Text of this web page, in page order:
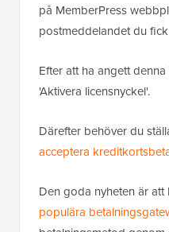
på MemberPress
postmeddelandet du
Efter att ha angett
'Aktivera licensnyckel'.
Därefter behöver du
acceptera
Den goda nyheten är
populära